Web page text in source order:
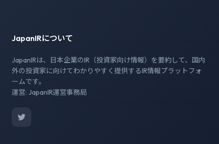
JapanIRについて
JapanIRは、日本企業のIR（投資家向け情報）を要約して、国内
外の投資家に向けてわかりやすく提供するIR情報プラットフォ
ームです。
運営: JapanIR運営事務局